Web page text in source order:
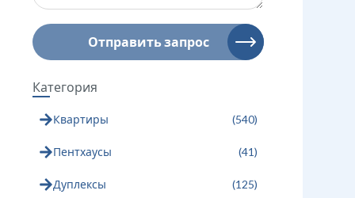
Отправить запрос
Категория
Квартиры (540)
Пентхаусы (41)
Дуплексы (125)